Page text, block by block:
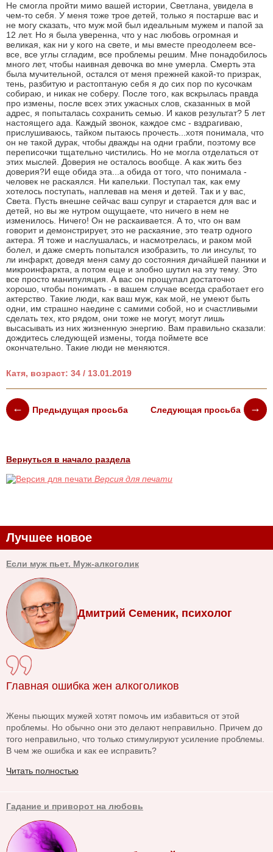
Не смогла пройти мимо вашей истории, Светлана, увидела в
чем-то себя. У меня тоже трое детей, только я постарше вас и
не могу сказать, что муж мой был идеальным мужем и папой за
12 лет. Но я была уверенна, что у нас любовь огромная и
великая, как ни у кого на свете, и мы вместе преодолеем все-
все, все углы сгладим, все проблемы решим. Мне понадобилось
много лет, чтобы наивная девочка во мне умерла. Смерть эта
была мучительной, остался от меня прежней какой-то призрак,
тень, разбитую и растоптаную себя я до сих пор по кусочкам
собираю, и никак не соберу. После того, как вскрылась правда
про измены, после всех этих ужасных слов, сказанных в мой
адрес, я попыталась сохранить семью. И каков результат? 5 лет
настоящего ада. Каждый звонок, каждое смс - вздрагиваю,
прислушиваюсь, тайком пытаюсь прочесть...хотя понимала, что
он не такой дурак, чтобы дважды на одни грабли, поэтому все
переписочки тщательно чистились. Но не могла отделаться от
этих мыслей. Доверия не осталось вообще. А как жить без
доверия?И еще обида эта...а обида от того, что понимала -
человек не раскаялся. Ни капельки. Поступал так, как ему
хотелось поступать, наплевав на меня и детей. Так и у вас,
Света. Пусть внешне сейчас ваш супруг и старается для вас и
детей, но вы же нутром ощущаете, что ничего в нем не
изменилось. Ничего! Он не раскаивается. А то, что он вам
говорит и демонстрирует, это не раскаяние, это театр одного
актера. Я тоже и наслушалась, и насмотрелась, и раком мой
болел, и даже смерть попытался изобразить, то ли инсульт, то
ли инфаркт, доведя меня саму до состояния дичайшей паники и
микроинфаркта, а потом еще и злобно шутил на эту тему. Это
все просто манипуляция. А вас он прощупал достаточно
хорошо, чтобы понимать - в вашем случае всегда сработает его
актерство. Такие люди, как ваш муж, как мой, не умеют быть
одни, им страшно наедине с самими собой, но и счастливыми
сделать тех, кто рядом, они тоже не могут, могут лишь
высасывать из них жизненную энергию. Вам правильно сказали:
дождитесь следующей измены, тогда поймете все
окончательно. Такие люди не меняются.
Катя, возраст: 34 / 13.01.2019
Предыдущая просьба Следующая просьба
Вернуться в начало раздела
Версия для печати
Лучшее новое
Если муж пьет. Муж-алкоголик
Дмитрий Семеник, психолог
Главная ошибка жен алкоголиков
Жены пьющих мужей хотят помочь им избавиться от этой
проблемы. Но обычно они это делают неправильно. Причем до
того неправильно, что только стимулируют усиление проблемы.
В чем же ошибка и как ее исправить?
Читать полностью
Гадание и приворот на любовь